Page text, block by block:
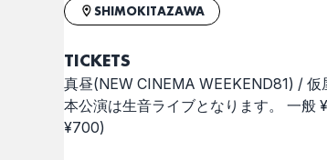
SHIMOKITAZAWA
TICKETS
真昼(NEW CINEMA WEEKEND81) /
本公演は生音ライブとなります。 一般
¥700)